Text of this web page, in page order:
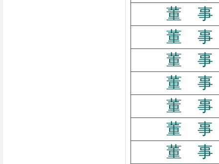
董 事
董 事
董 事
董 事
董 事
董 事
董 事